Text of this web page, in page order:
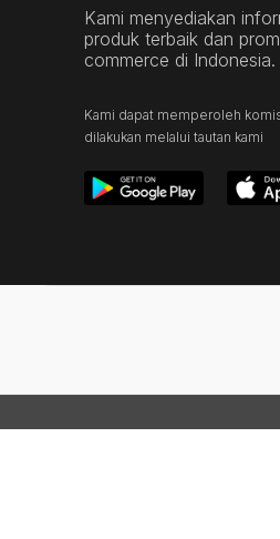
Kami menyediakan
produk terbaik dan
commerce di Indonesia.
Kami dapat memperoleh
dilakukan melalui tautan kami